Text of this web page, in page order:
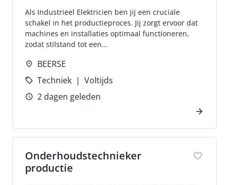
Als Industrieel Elektricien ben jij een cruciale
schakel in het productieproces. Jij zorgt ervoor dat
machines en installaties optimaal functioneren,
zodat stilstand tot een...
BEERSE
Techniek
Voltijds
2 dagen geleden
Onderhoudstechnieker
productie